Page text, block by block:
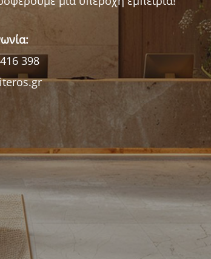
398